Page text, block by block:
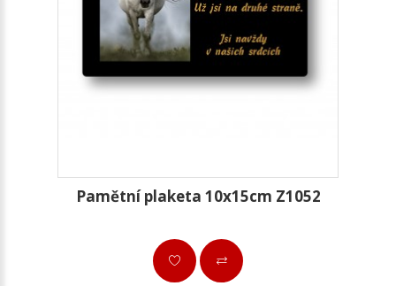
Pamětní plaketa 10x15cm Z1052